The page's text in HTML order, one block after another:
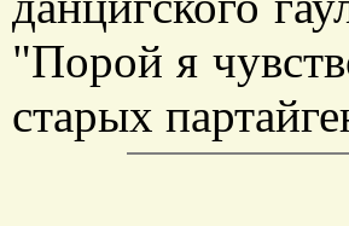
"Порой я
старых